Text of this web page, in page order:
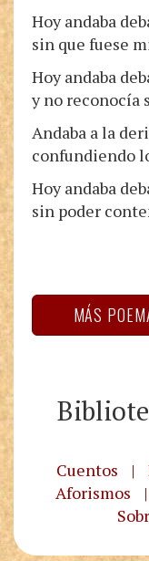
Hoy andaba
sin que fuese
Hoy andaba
y no reconocía
Andaba a la
confundiendo
Hoy andaba
sin poder
MÁS
Cuentos |
Aforismos
|